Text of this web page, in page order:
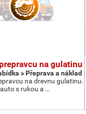
na gulatinu
> Přeprava a náklad
na drevnu gulatinu.
auto s rukou a …